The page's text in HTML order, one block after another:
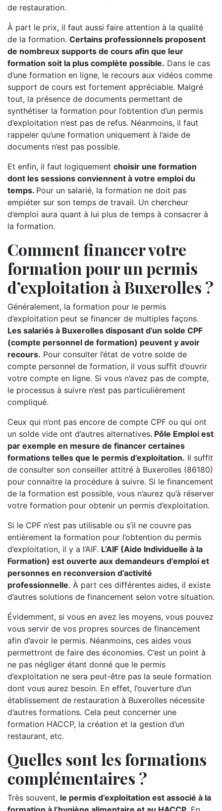
de restauration.
À part le prix, il faut aussi faire attention à la qualité
de la formation. Certains professionnels proposent
de nombreux supports de cours afin que leur
formation soit la plus complète possible. Dans le cas
d’une formation en ligne, le recours aux vidéos comme
support de cours est fortement appréciable. Malgré
tout, la présence de documents permettant de
synthétiser la formation pour l’obtention d’un permis
d’exploitation n’est pas de refus. Néanmoins, il faut
rappeler qu’une formation uniquement à l’aide de
documents n’est pas possible.
Et enfin, il faut logiquement choisir une formation
dont les sessions conviennent à votre emploi du
temps. Pour un salarié, la formation ne doit pas
empiéter sur son temps de travail. Un chercheur
d’emploi aura quant à lui plus de temps à consacrer à
la formation.
Comment financer votre
formation pour un permis
d’exploitation à Buxerolles ?
Généralement, la formation pour le permis
d’exploitation peut se financer de multiples façons.
Les salariés à Buxerolles disposant d’un solde CPF
(compte personnel de formation) peuvent y avoir
recours. Pour consulter l’état de votre solde de
compte personnel de formation, il vous suffit d’ouvrir
votre compte en ligne. Si vous n’avez pas de compte,
le processus à suivre n’est pas particulièrement
compliqué.
Ceux qui n’ont pas encore de compte CPF ou qui ont
un solde vide ont d’autres alternatives. Pôle Emploi est
par exemple en mesure de financer certaines
formations telles que le permis d’exploitation. Il suffit
de consulter son conseiller attitré à Buxerolles (86180)
pour connaitre la procédure à suivre. Si le financement
de la formation est possible, vous n’aurez qu’à réserver
votre formation pour obtenir un permis d’exploitation.
Si le CPF n’est pas utilisable ou s’il ne couvre pas
entièrement la formation pour l’obtention du permis
d’exploitation, il y a l’AIF. L’AIF (Aide Individuelle à la
Formation) est ouverte aux demandeurs d’emploi et
personnes en reconversion d’activité
professionnelle. À part ces différentes aides, il existe
d’autres solutions de financement selon votre situation.
Évidemment, si vous en avez les moyens, vous pouvez
vous servir de vos propres sources de financement
afin d’avoir le permis. Néanmoins, ces aides vous
permettront de faire des économies. C’est un point à
ne pas négliger étant donné que le permis
d’exploitation ne sera peut-être pas la seule formation
dont vous aurez besoin. En effet, l’ouverture d’un
établissement de restauration à Buxerolles nécessite
d’autres formations. Cela peut concerner une
formation HACCP, la création et la gestion d’un
restaurant, etc.
Quelles sont les formations
complémentaires ?
Très souvent, le permis d’exploitation est associé à la